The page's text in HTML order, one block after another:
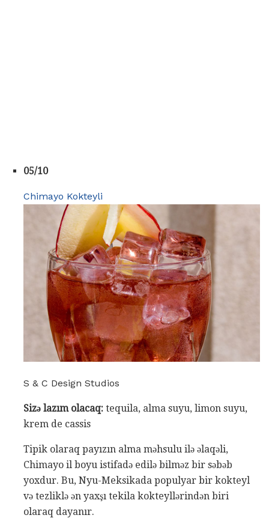
05/10
Chimayo Kokteyli
S & C Design Studios
Sizə lazım olacaq: tequila, alma suyu, limon suyu,
krem ​​de cassis
Tipik olaraq payızın alma məhsulu ilə əlaqəli,
Chimayo il boyu istifadə edilə bilməz bir səbəb
yoxdur. Bu, Nyu-Meksikada populyar bir kokteyl
və tezliklə ən yaxşı tekila kokteyllərindən biri
olaraq dayanır.